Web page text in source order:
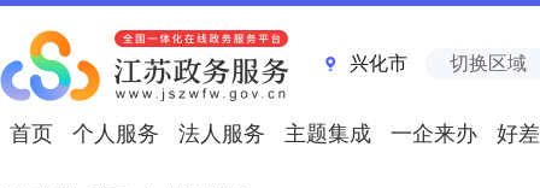
兴化市 切换区域
首页 个人服务 法人服务 主题集成 一企来办 好